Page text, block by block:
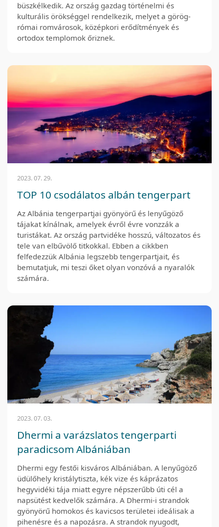
büszkélkedik. Az ország gazdag történelmi és
kulturális örökséggel rendelkezik, melyet a görög-
római romvárosok, középkori erődítmények és
ortodox templomok őriznek.
2023. 07. 29.
TOP 10 csodálatos albán tengerpart
Az Albánia tengerpartjai gyönyörű és lenyűgöző
tájakat kínálnak, amelyek évről évre vonzzák a
turistákat. Az ország partvidéke hosszú, változatos és
tele van elbűvölő titkokkal. Ebben a cikkben
felfedezzük Albánia legszebb tengerpartjait, és
bemutatjuk, mi teszi őket olyan vonzóvá a nyaralók
számára.
2023. 07. 03.
Dhermi a varázslatos tengerparti
paradicsom Albániában
Dhermi egy festői kisváros Albániában. A lenyűgöző
üdülőhely kristálytiszta, kék vize és káprázatos
hegyvidéki tája miatt egyre népszerűbb úti cél a
napsütést kedvelők számára. A Dhermi-i strandok
gyönyörű homokos és kavicsos területei ideálisak a
pihenésre és a napozásra. A strandok nyugodt,